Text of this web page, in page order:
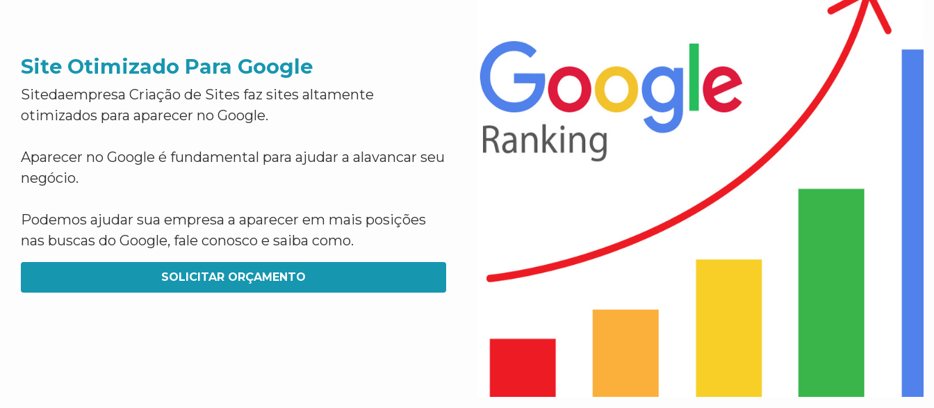
Site Otimizado Para Google
Sitedaempresa Criação de Sites faz sites altamente
otimizados para aparecer no Google.
Aparecer no Google é fundamental para ajudar a alavancar seu
negócio.
Podemos ajudar sua empresa a aparecer em mais posições
nas buscas do Google, fale conosco e saiba como.
SOLICITAR ORÇAMENTO